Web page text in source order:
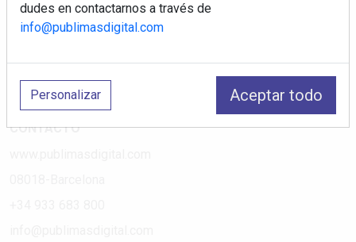
Política de Cookies
Política de Redes
Aviso Legal
¿Quiénes somos?
CONTACTO
dudes en contactarnos a través de
info@publimasdigital.com
Personalizar Aceptar todo